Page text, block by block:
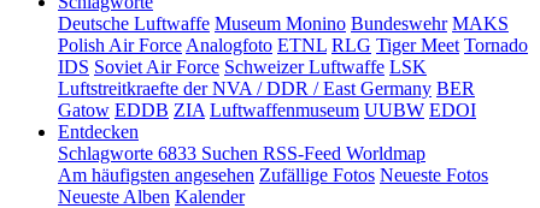
Deutsche Luftwaffe Museum Monino Bundeswehr MAKS
Polish Air Force Analogfoto ETNL RLG Tiger Meet Tornado
IDS Soviet Air Force Schweizer Luftwaffe LSK
Luftstreitkraefte der NVA / DDR / East Germany BER
Gatow EDDB ZIA Luftwaffenmuseum UUBW EDOI
Entdecken
Schlagworte 6833 Suchen RSS-Feed Worldmap
Am häufigsten angesehen Zufällige Fotos Neueste Fotos
Neueste Alben Kalender